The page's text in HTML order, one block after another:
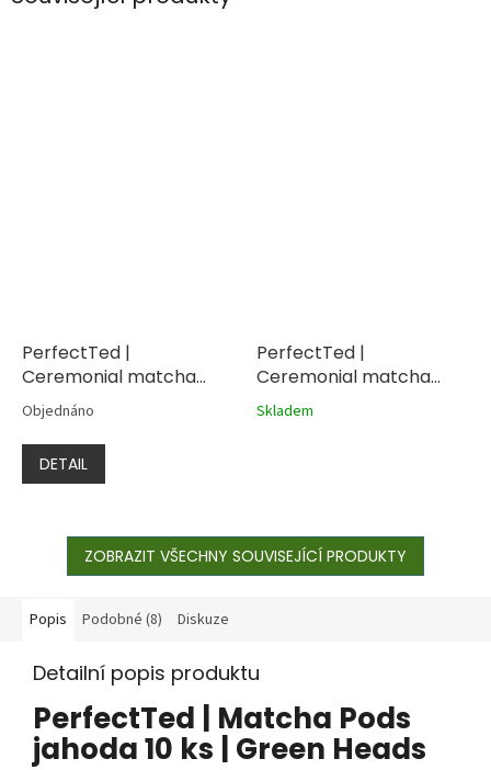
PerfectTed |
Ceremonial matcha
100% 30g
Objednáno
DETAIL
PerfectTed |
Ceremonial matcha
100% 7x1,5g
Skladem
ZOBRAZIT VŠECHNY SOUVISEJÍCÍ PRODUKTY
Popis Podobné (8) Diskuze
Detailní popis produktu
PerfectTed | Matcha Pods
jahoda 10 ks | Green Heads